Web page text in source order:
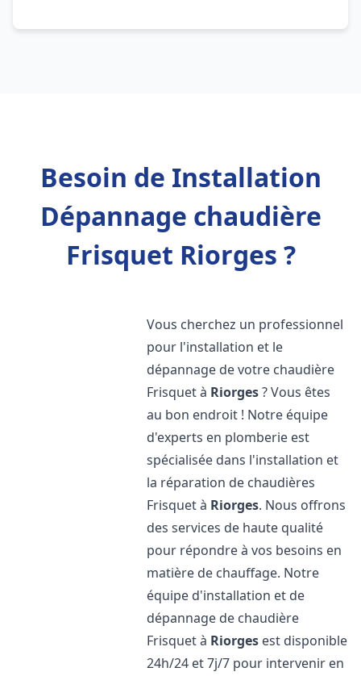
Besoin de Installation
Dépannage chaudière
Frisquet Riorges ?
Vous cherchez un professionnel
pour l'installation et le
dépannage de votre chaudière
Frisquet à Riorges? Vous êtes
au bon endroit ! Notre équipe
d'experts en plomberie est
spécialisée dans l'installation et
la réparation de chaudières
Frisquet à Riorges. Nous offrons
des services de haute qualité
pour répondre à vos besoins en
matière de chauffage. Notre
équipe d'installation et de
dépannage de chaudière
Frisquet à Riorges est disponible
24h/24 et 7j/7 pour intervenir en